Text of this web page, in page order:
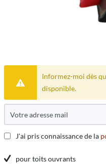
Informez-moi dès
disponible.
J'ai pris connaissance de la
pour toits ouvrants